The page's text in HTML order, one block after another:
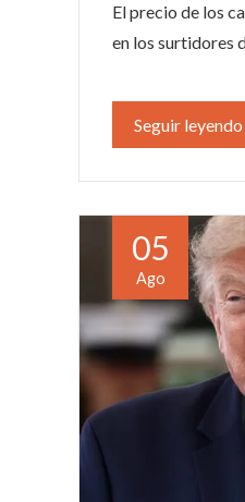
El precio de los
en los surtidores
Seguir leyendo
05
Ago